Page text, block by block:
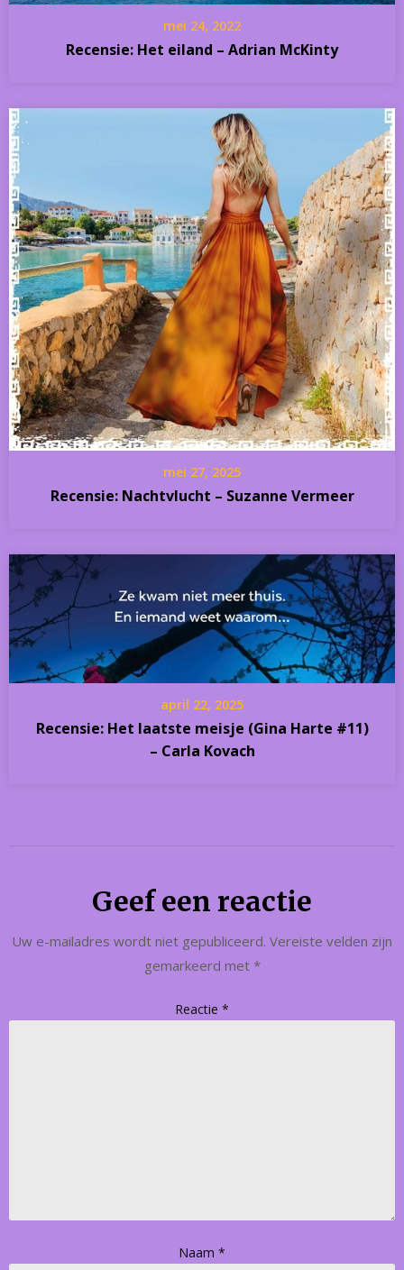
mei 24, 2022
Recensie: Het eiland – Adrian McKinty
mei 27, 2025
Recensie: Nachtvlucht – Suzanne Vermeer
april 22, 2025
Recensie: Het laatste meisje (Gina Harte #11)
– Carla Kovach
Geef een reactie
Uw e-mailadres wordt niet gepubliceerd. Vereiste velden zijn
gemarkeerd met *
Reactie *
Naam *